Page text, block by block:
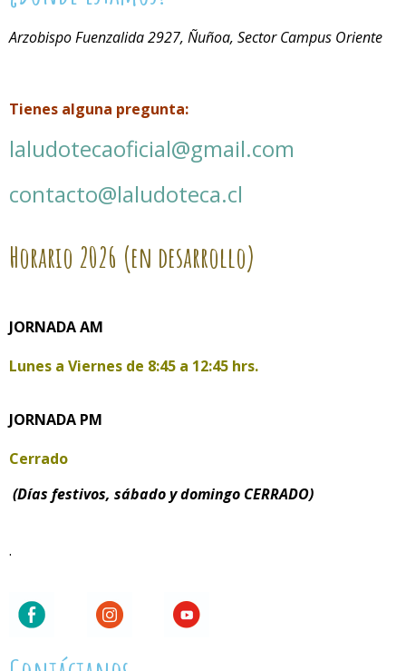
Arzobispo Fuenzalida 2927, Ñuñoa, Sector Campus Oriente
Tienes alguna pregunta:
laludotecaoficial@gmail.com
contacto@laludoteca.cl
Horario 2026 (en desarrollo)
JORNADA AM
Lunes a Viernes de 8:45 a 12:45 hrs.
JORNADA PM
Cerrado
(Días festivos, sábado y domingo CERRADO)
.